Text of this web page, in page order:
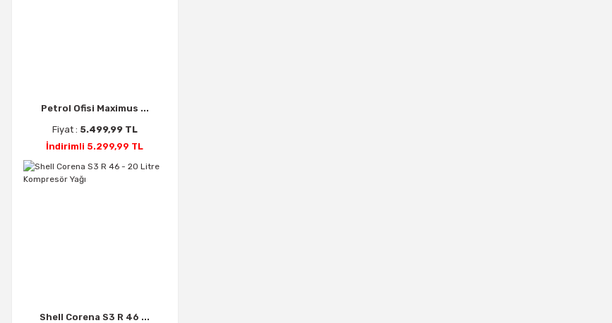
Petrol Ofisi Maximus ...
Fiyat : 5.499,99 TL
İndirimli 5.299,99 TL
Shell Corena S3 R 46 ...